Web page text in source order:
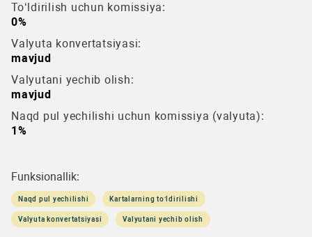
To‘ldirilish uchun komissiya:
0%
Valyuta konvertatsiyasi:
mavjud
Valyutani yechib olish:
mavjud
Naqd pul yechilishi uchun komissiya (valyuta):
1%
Funksionallik:
Naqd pul yechilishi Kartalarning to‘ldirilishi
Valyuta konvertatsiyasi Valyutani yechib olish